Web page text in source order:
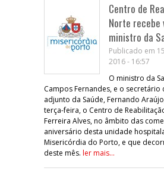
Centro de
Norte recebe
ministro da
Publicado em
2016 - 16:57
O ministro da
Campos Fernandes, e o secretário
adjunto da Saúde, Fernando
terça-feira, o Centro de
Ferreira Alves, no âmbito das
aniversário desta unidade
Misericórdia do Porto, e que
deste mês. ler mais...